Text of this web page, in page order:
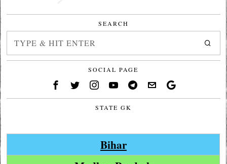
SEARCH
SOCIAL PAGE
STATE GK
Bihar